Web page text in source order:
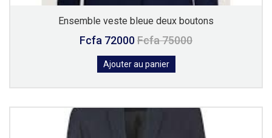
Ensemble veste bleue deux boutons
Fcfa 72000Fcfa 75000
Ajouter au panier